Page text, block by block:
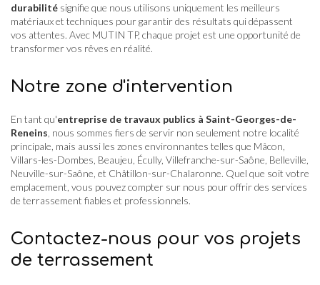
durabilité signifie que nous utilisons uniquement les meilleurs
matériaux et techniques pour garantir des résultats qui dépassent
vos attentes. Avec MUTIN TP, chaque projet est une opportunité de
transformer vos rêves en réalité.
Notre zone d'intervention
En tant qu'entreprise de travaux publics à Saint-Georges-de-
Reneins , nous sommes fiers de servir non seulement notre localité
principale, mais aussi les zones environnantes telles que Mâcon,
Villars-les-Dombes, Beaujeu, Écully, Villefranche-sur-Saône, Belleville,
Neuville-sur-Saône, et Châtillon-sur-Chalaronne. Quel que soit votre
emplacement, vous pouvez compter sur nous pour offrir des services
de terrassement fiables et professionnels.
Contactez-nous pour vos projets
de terrassement